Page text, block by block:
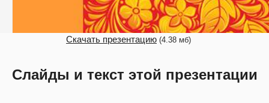
Скачать презентацию (4.38 мб)
Слайды и текст этой презентации